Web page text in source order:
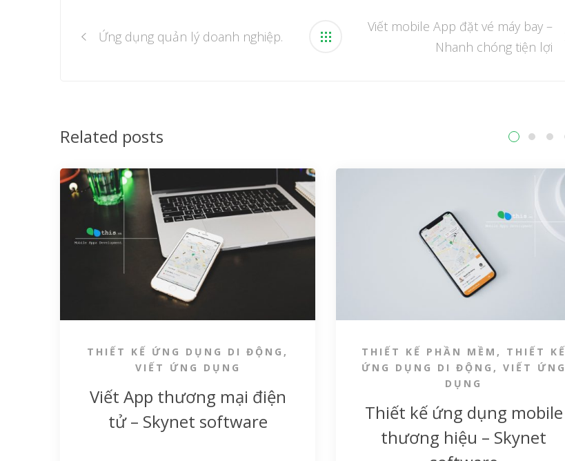
navigation
Ứng dụng quản lý doanh nghiệp.
Viết mobile App đặt vé máy bay –
Nhanh chóng tiện lợi
Related posts
THIẾT KẾ ỨNG DỤNG DI ĐỘNG ,
VIẾT ỨNG DỤNG
Viết App thương mại điện
tử – Skynet software
THIẾT KẾ PHẦN MỀM , THIẾT KẾ
ỨNG DỤNG DI ĐỘNG , VIẾT ỨNG
DỤNG
Thiết kế ứng dụng mobile
thương hiệu – Skynet